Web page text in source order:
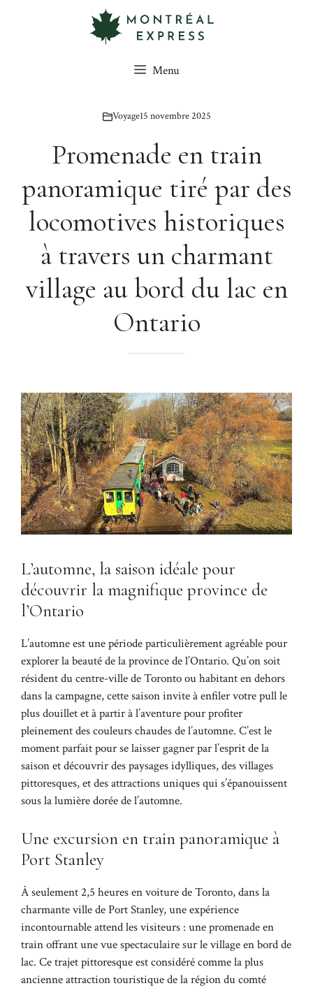
Menu
Voyage15 novembre 2025
Promenade en train
panoramique tiré par des
locomotives historiques
à travers un charmant
village au bord du lac en
Ontario
L’automne, la saison idéale pour
découvrir la magnifique province de
l’Ontario
L’automne est une période particulièrement agréable pour
explorer la beauté de la province de l’Ontario. Qu’on soit
résident du centre-ville de Toronto ou habitant en dehors
dans la campagne, cette saison invite à enfiler votre pull le
plus douillet et à partir à l’aventure pour profiter
pleinement des couleurs chaudes de l’automne. C’est le
moment parfait pour se laisser gagner par l’esprit de la
saison et découvrir des paysages idylliques, des villages
pittoresques, et des attractions uniques qui s’épanouissent
sous la lumière dorée de l’automne.
Une excursion en train panoramique à
Port Stanley
À seulement 2,5 heures en voiture de Toronto, dans la
charmante ville de Port Stanley, une expérience
incontournable attend les visiteurs : une promenade en
train offrant une vue spectaculaire sur le village en bord de
lac. Ce trajet pittoresque est considéré comme la plus
ancienne attraction touristique de la région du comté